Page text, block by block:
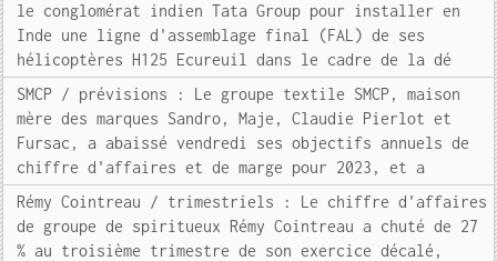
le conglomérat indien Tata Group pour installer en
Inde une ligne d'assemblage final (FAL) de ses
hélicoptères H125 Ecureuil dans le cadre de la dé
SMCP / prévisions : Le groupe textile SMCP, maison
mère des marques Sandro, Maje, Claudie Pierlot et
Fursac, a abaissé vendredi ses objectifs annuels de
chiffre d'affaires et de marge pour 2023, et a
Rémy Cointreau / trimestriels : Le chiffre d'affaires
de groupe de spiritueux Rémy Cointreau a chuté de 27
% au troisième trimestre de son exercice décalé,